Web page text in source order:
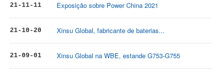
21-11-11 Exposição sobre Power China 2021
21-10-20 Xinsu Global, fabricante de baterias...
21-09-01 Xinsu Global na WBE, estande G753-G755